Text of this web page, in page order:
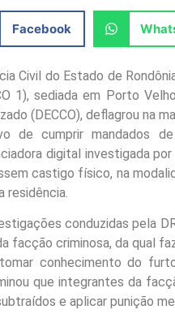
Facebook
Civil do Estado de
1), sediada em Porto
(DECCO), deflagrou na
de cumprir mandados
digital investigada
castigo físico, na
residência.
conduzidas pela
facção criminosa, da qual
conhecimento do
que integrantes da
e aplicar punição